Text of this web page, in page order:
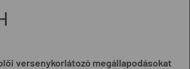
versenykorlátozó megállapodásokat